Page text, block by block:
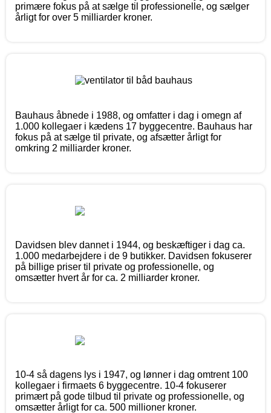
primære fokus på at sælge til professionelle, og sælger
årligt for over 5 milliarder kroner.
Bauhaus åbnede i 1988, og omfatter i dag i omegn af
1.000 kollegaer i kædens 17 byggecentre. Bauhaus har
fokus på at sælge til private, og afsætter årligt for
omkring 2 milliarder kroner.
Davidsen blev dannet i 1944, og beskæftiger i dag ca.
1.000 medarbejdere i de 9 butikker. Davidsen fokuserer
på billige priser til private og professionelle, og
omsætter hvert år for ca. 2 milliarder kroner.
10-4 så dagens lys i 1947, og lønner i dag omtrent 100
kollegaer i firmaets 6 byggecentre. 10-4 fokuserer
primært på gode tilbud til private og professionelle, og
omsætter årligt for ca. 500 millioner kroner.